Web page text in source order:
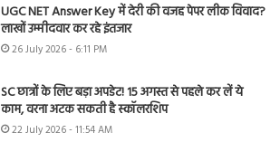
UGC NET Answer Key में देरी की वजह पेपर लीक विवाद?
लाखों उम्मीदवार कर रहे इंतजार
26 July 2026 - 6:11 PM
SC छात्रों के लिए बड़ा अपडेट! 15 अगस्त से पहले कर लें ये
काम, वरना अटक सकती है स्कॉलरशिप
22 July 2026 - 11:54 AM